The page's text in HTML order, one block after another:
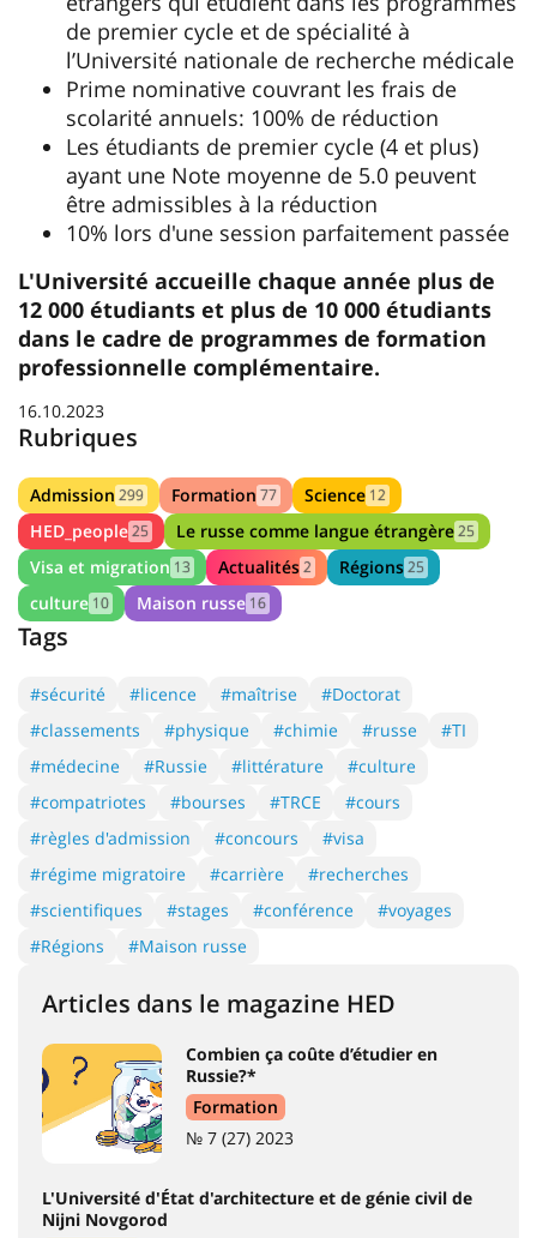
de premier cycle et de spécialité à
l’Université nationale de recherche médicale
Prime nominative couvrant les frais de
scolarité annuels: 100% de réduction
Les étudiants de premier cycle (4 et plus)
ayant une Note moyenne de 5.0 peuvent
être admissibles à la réduction
10% lors d'une session parfaitement passée
L'Université accueille chaque année plus de
12 000 étudiants et plus de 10 000 étudiants
dans le cadre de programmes de formation
professionnelle complémentaire.
16.10.2023
Rubriques
Admission 299 Formation 77 Science 12
HED_people25 Le russe comme langue étrangère25
Visa et migration 13 Actualités2 Régions25
culture 10 Maison russe 16
Tags
#sécurité #licence #maîtrise
#Doctorat
#classements
#physique #chimie #russe
#TI
#médecine
#Russie #littérature
#culture
#compatriotes
#bourses #TRCE
#cours
#règles d'admission
#concours
#visa
#régime migratoire
#carrière
#recherches
#scientifiques
#stages #conférence
#voyages
#Régions
#Maison russe
Articles dans le magazine HED
Combien ça coûte d’étudier en
Russie?*
Formation
№ 7 (27) 2023
L'Université d'État d'architecture et de génie civil de
Nijni Novgorod